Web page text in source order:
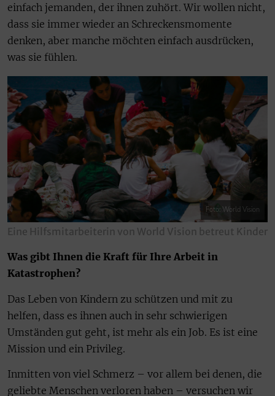
einfach jemanden, der ihnen zuhört. Wir wollen nicht,
dass sie immer wieder an Schreckensmomente
denken, aber manche möchten einfach ausdrücken,
was sie fühlen.
Foto: World Vision
Eine Hilfsmitarbeiterin von World Vision betreut Kinder
Was gibt Ihnen die Kraft für Ihre Arbeit in
Katastrophen?
Das Leben von Kindern zu schützen und mit zu
helfen, dass es ihnen auch in sehr schwierigen
Umständen gut geht, ist mehr als ein Job. Es ist eine
Mission und ein Privileg.
Inmitten von viel Schmerz – vor allem bei denen, die
geliebte Menschen verloren haben – versuchen wir